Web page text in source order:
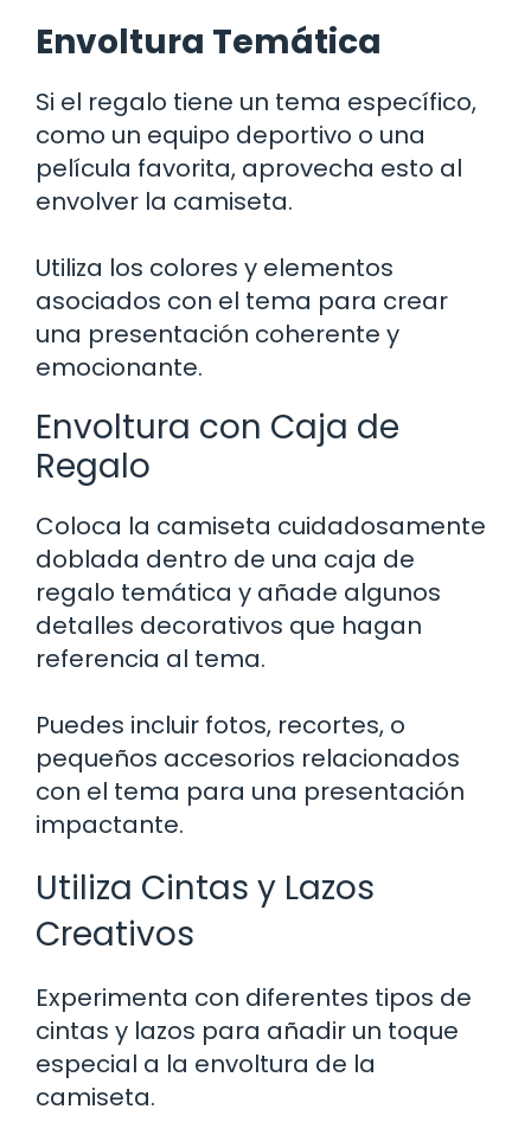
Envoltura Temática
Si el regalo tiene un tema específico,
como un equipo deportivo o una
película favorita, aprovecha esto al
envolver la camiseta.
Utiliza los colores y elementos
asociados con el tema para crear
una presentación coherente y
emocionante.
Envoltura con Caja de
Regalo
Coloca la camiseta cuidadosamente
doblada dentro de una caja de
regalo temática y añade algunos
detalles decorativos que hagan
referencia al tema.
Puedes incluir fotos, recortes, o
pequeños accesorios relacionados
con el tema para una presentación
impactante.
Utiliza Cintas y Lazos
Creativos
Experimenta con diferentes tipos de
cintas y lazos para añadir un toque
especial a la envoltura de la
camiseta.